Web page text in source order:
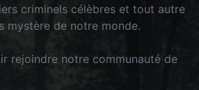
criminels célèbres et tout autre
mystère de notre monde.
rejoindre notre communauté de